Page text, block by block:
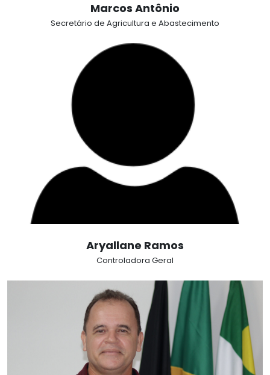
Marcos Antônio
Secretário de Agricultura e Abastecimento
Aryallane Ramos
Controladora Geral